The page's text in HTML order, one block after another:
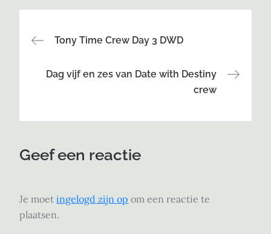
Bericht
navigatie
Tony Time Crew Day 3 DWD
Dag vijf en zes van Date with Destiny
crew
Geef een reactie
Je moetingelogd zijn op om een reactie te
plaatsen.